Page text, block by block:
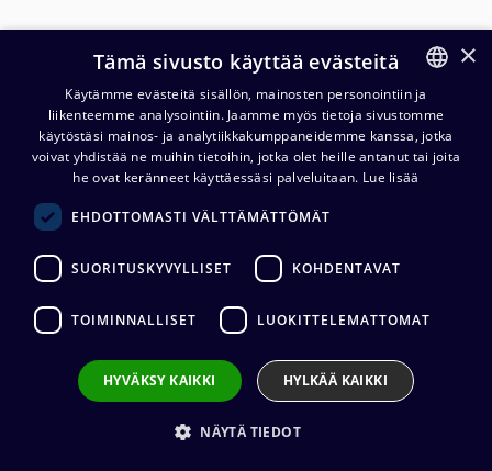
Cordial CPL PP 2x1,5mm²
plugi/plugi kaiutinkaapeli
27,44€
Liittimet:1 x 6,3 mm mono (uros) / 1 x 6,3 mm mono (uros)
Liittimen valmistaja :Neutrik
Johtimet:2 x 1.50 mm²
Ulkovaipan materiaali:PVC
1 m, 1,5 m, 3 m, 5 m, 10 m
FINNISH
ENGLISH
×
Tämä sivusto käyttää evästeitä
Käytämme evästeitä sisällön, mainosten personointiin ja
liikenteemme analysointiin. Jaamme myös tietoja sivustomme
käytöstäsi mainos- ja analytiikkakumppaneidemme kanssa, jotka
voivat yhdistää ne muihin tietoihin, jotka olet heille antanut tai joita
he ovat keränneet käyttäessäsi palveluitaan. Lue lisää
EHDOTTOMASTI VÄLTTÄMÄTTÖMÄT
SUORITUSKYVYLLISET KOHDENTAVAT
TOIMINNALLISET LUOKITTELEMATTOMAT
HYVÄKSY KAIKKI HYLKÄÄ KAIKKI
NÄYTÄ TIEDOT